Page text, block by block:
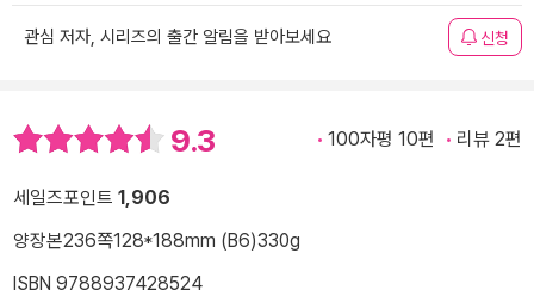
관심 저자, 시리즈의 출간 알림을 받아보세요 신청
9.3 100자평 10편 리뷰 2편
세일즈포인트 1,906
양장본236쪽128*188mm (B6)330g
ISBN 9788937428524